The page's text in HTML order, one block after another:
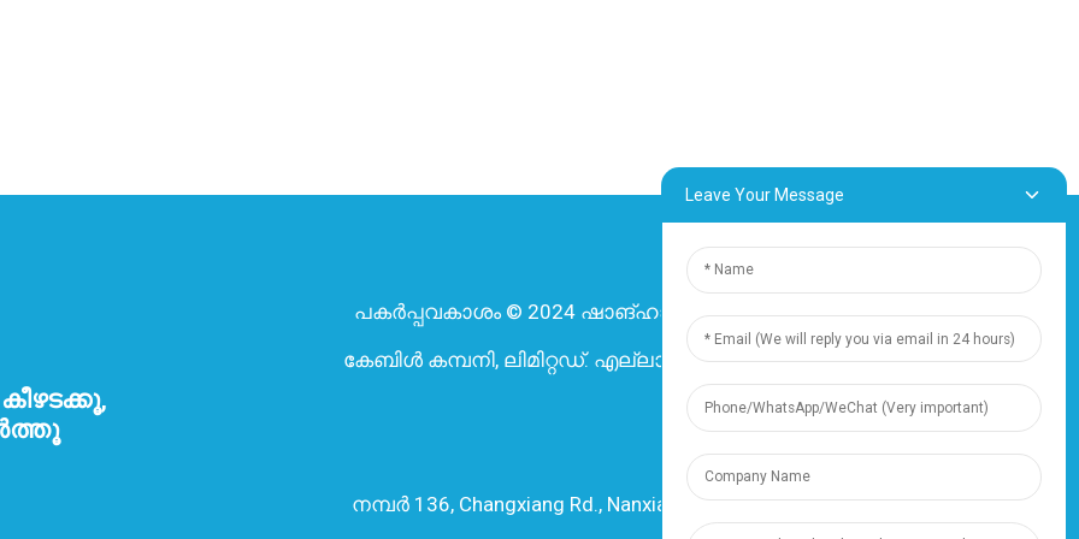
പകർപ്പവകാശം © 2024 ഷാങ്ഹായ് ഡിങ്സുൻ ഇലക്ട്രിക് &
കേബിൾ കമ്പനി, ലിമിറ്റഡ്. എല്ലാ അവകാശങ്ങളും നിക്ഷിപ്തം.
സൈറ്റ്മാപ്പ്- Resource
ഉറവിടം
നമ്പർ 136, Changxiang Rd., Nanxiang Town, 201802, Shanghai,
Leave Your Message